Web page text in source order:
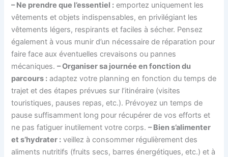
– Ne prendre que l’essentiel : emportez uniquement les
vêtements et objets indispensables, en privilégiant les
vêtements légers, respirants et faciles à sécher. Pensez
également à vous munir d’un nécessaire de réparation pour
faire face aux éventuelles crevaisons ou pannes
mécaniques.– Organiser sa journée en fonction du
parcours : adaptez votre planning en fonction du temps de
trajet et des étapes prévues sur l’itinéraire (visites
touristiques, pauses repas, etc.). Prévoyez un temps de
pause suffisamment long pour récupérer de vos efforts et
ne pas fatiguer inutilement votre corps.– Bien s’alimenter
et s’hydrater : veillez à consommer régulièrement des
aliments nutritifs (fruits secs, barres énergétiques, etc.) et à